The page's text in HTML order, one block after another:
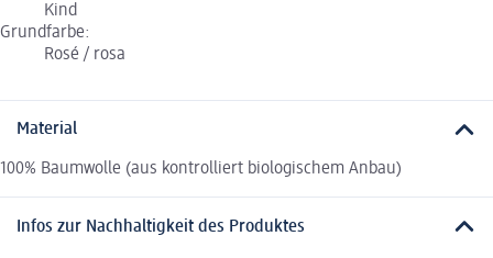
Kind
Grundfarbe:
Rosé / rosa
Material
100% Baumwolle (aus kontrolliert biologischem Anbau)
Infos zur Nachhaltigkeit des Produktes